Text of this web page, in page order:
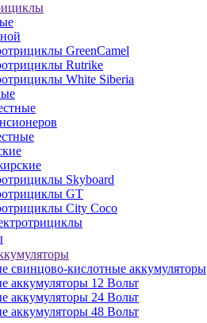
GreenCamel
Rutrike
White Siberia
Skyboard
GT
City Coco
свинцово-кислотные аккумуляторы
аккумуляторы 12 Вольт
аккумуляторы 24 Вольт
аккумуляторы 48 Вольт